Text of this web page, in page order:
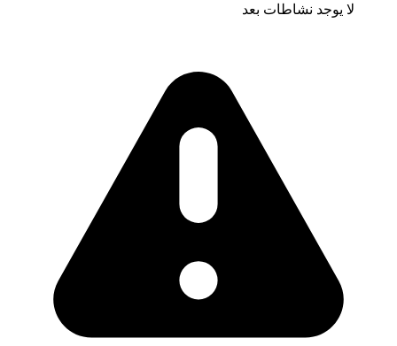
لا يوجد نشاطات بعد